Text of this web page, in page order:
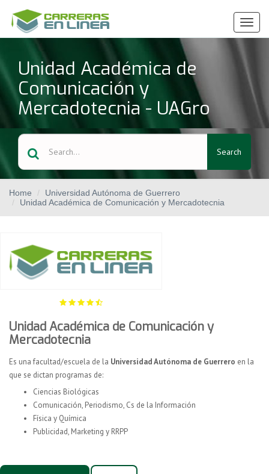
Ver
Menú
Unidad Académica de
Comunicación y
Mercadotecnia - UAGro
Search
Home
Universidad Autónoma de Guerrero
Unidad Académica de Comunicación y Mercadotecnia
Unidad Académica de Comunicación y
Mercadotecnia
Es una facultad/escuela de la Universidad Autónoma de Guerrero en la
que se dictan programas de:
Ciencias Biológicas
Comunicación, Periodismo, Cs de la Información
Física y Química
Publicidad, Marketing y RRPP